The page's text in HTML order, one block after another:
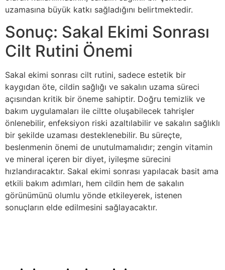
uzamasına büyük katkı sağladığını belirtmektedir.
Sonuç: Sakal Ekimi Sonrası
Cilt Rutini Önemi
Sakal ekimi sonrası cilt rutini, sadece estetik bir
kaygıdan öte, cildin sağlığı ve sakalın uzama süreci
açısından kritik bir öneme sahiptir. Doğru temizlik ve
bakım uygulamaları ile ciltte oluşabilecek tahrişler
önlenebilir, enfeksiyon riski azaltılabilir ve sakalın sağlıklı
bir şekilde uzaması desteklenebilir. Bu süreçte,
beslenmenin önemi de unutulmamalıdır; zengin vitamin
ve mineral içeren bir diyet, iyileşme sürecini
hızlandıracaktır. Sakal ekimi sonrası yapılacak basit ama
etkili bakım adımları, hem cildin hem de sakalın
görünümünü olumlu yönde etkileyerek, istenen
sonuçların elde edilmesini sağlayacaktır.